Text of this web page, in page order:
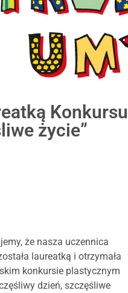
życie”
że nasza uczennica
laureatką i otrzymała
konkursie plastycznym
dzień, szczęśliwe